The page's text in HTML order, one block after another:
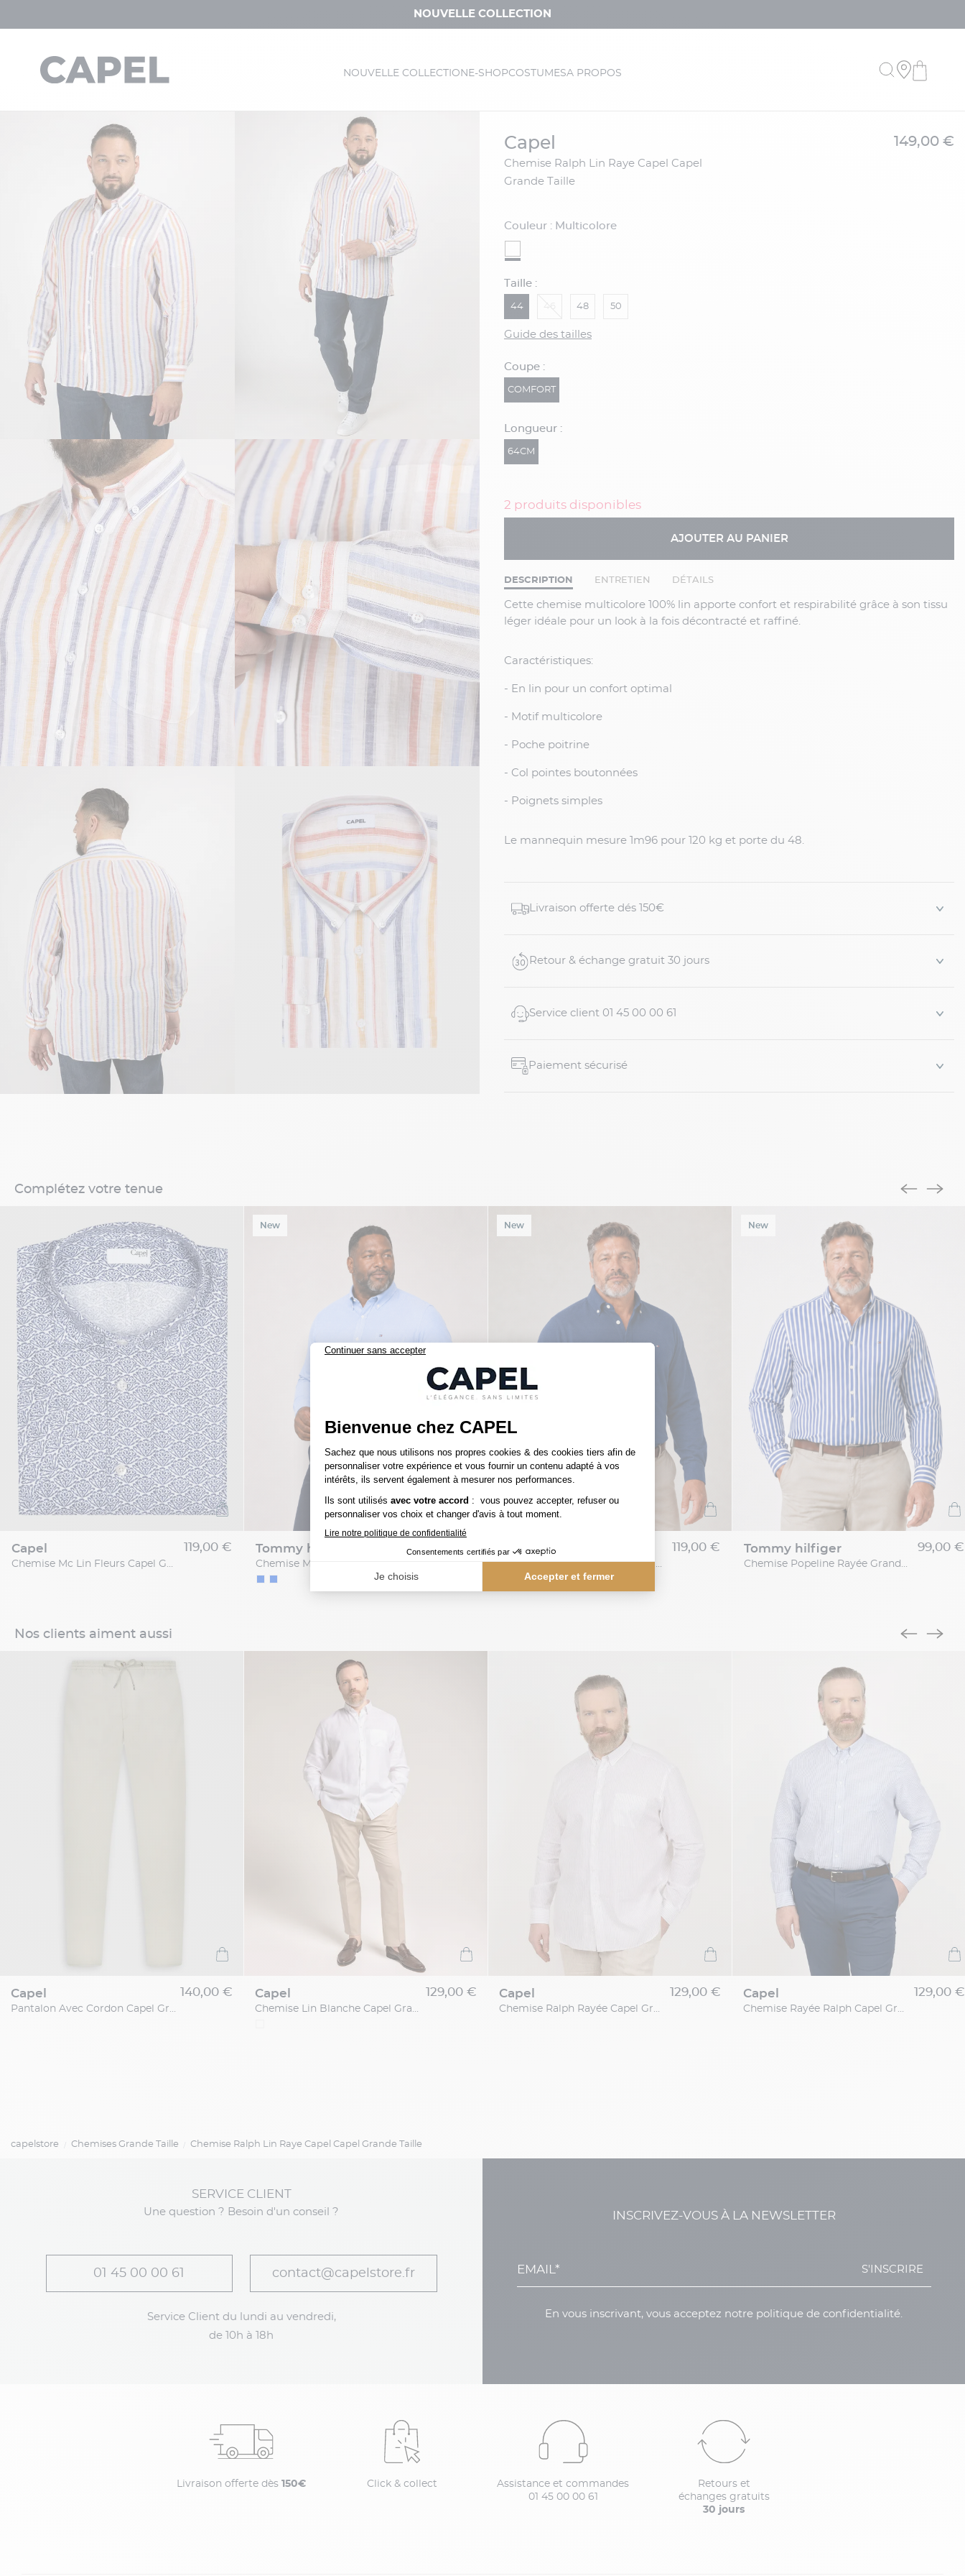
NOUVELLE COLLECTION
NOUVELLE COLLECTION E-SHOPCOSTUMESA PROPOS
capel
Chemise Ralph Lin Raye Capel Capel
Grande Taille
149,00 €
Couleur : Multicolore
Taille :
44 48 50
Guide des tailles
Coupe :
COMFORT
Longueur :
64CM
2 produits disponibles
AJOUTER AU PANIER
DESCRIPTION ENTRETIEN DÉTAILS
Cette chemise multicolore 100% lin apporte confort et respirabilité grâce à son tissu
léger idéale pour un look à la fois décontracté et raffiné.
Caractéristiques:
- En lin pour un confort optimal
- Motif multicolore
- Poche poitrine
- Col pointes boutonnées
- Poignets simples
Le mannequin mesure 1m96 pour 120 kg et porte du 48.
Livraison offerte dés 150€
Retour & échange gratuit 30 jours
Service client 01 45 00 00 61
Paiement sécurisé
Complétez votre tenue
capel
Chemise Mc Lin Fleurs Capel Grande Taille
119,00 €
New
tommy hilfiger 119,00 €
New
tommy hilfiger
Chemise Maille Piquée Grande Taille Bleue
119,00 €
New
tommy hilfiger
Chemise Popeline Rayée Grande Taille Bleue et Blanche
99,00 €
Nos clients aiment aussi
capel
Pantalon Avec Cordon Capel Grande Taille
140,00 € capel
Chemise Lin Blanche Capel Grande Taille
129,00 € capel
Chemise Ralph Rayée Capel Grande Taille
129,00 € capel
Chemise Rayée Ralph Capel Grande Taille
129,00 €
capelstore Chemises Grande Taille Chemise Ralph Lin Raye Capel Capel Grande Taille
SERVICE CLIENT
Une question ? Besoin d'un conseil ?
01 45 00 00 61 contact@capelstore.fr
Service Client du lundi au vendredi,
de 10h à 18h
INSCRIVEZ-VOUS À LA NEWSLETTER
S'INSCRIRE
En vous inscrivant, vous acceptez notre politique de confidentialité.
Livraison offerte dès 150€ Click & collect
Assistance et commandes
01 45 00 00 61
Retours et
échanges gratuits
30 jours